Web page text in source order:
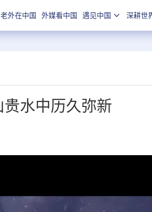
老外在中国 外媒看中国 遇见中国 深耕世
水中历久弥新